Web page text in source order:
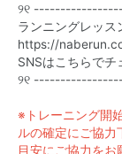
୨୧
ランニングレッス
https://
SNSはこちらで
୨୧
※トレーニング開
ルの確定にご協
目安にご協力をお